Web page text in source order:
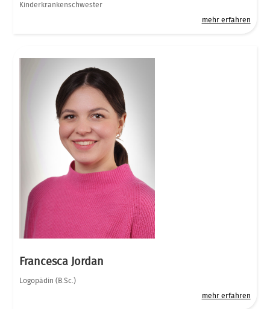
Kinderkrankenschwester
mehr erfahren
Francesca Jordan
Logopädin (B.Sc.)
mehr erfahren